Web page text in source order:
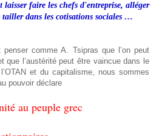
faire les chefs d'entreprise, alléger
dans les cotisations sociales …
comme A. Tsipras que l’on peut
que l’austérité peut être vaincue dans le
et du capitalisme, nous sommes
pouvoir déclare
au peuple grec